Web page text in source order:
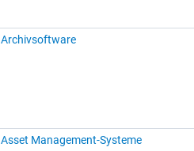
Archivsoftware
Asset Management-Systeme